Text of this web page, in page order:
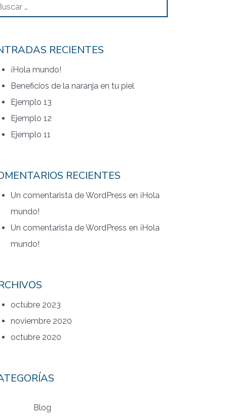
RECIENTES
¡Hola mundo!
Beneficios de la naranja en tu piel
Ejemplo 13
Ejemplo 12
Ejemplo 11
RECIENTES
Un comentarista de WordPress en ¡Hola
mundo!
Un comentarista de WordPress en ¡Hola
mundo!
octubre 2023
noviembre 2020
octubre 2020
Blog